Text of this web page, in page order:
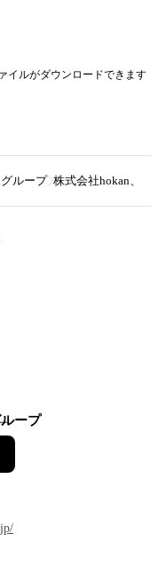
イルがダウンロードできます
ループ 株式会社hokan、コ
ープ